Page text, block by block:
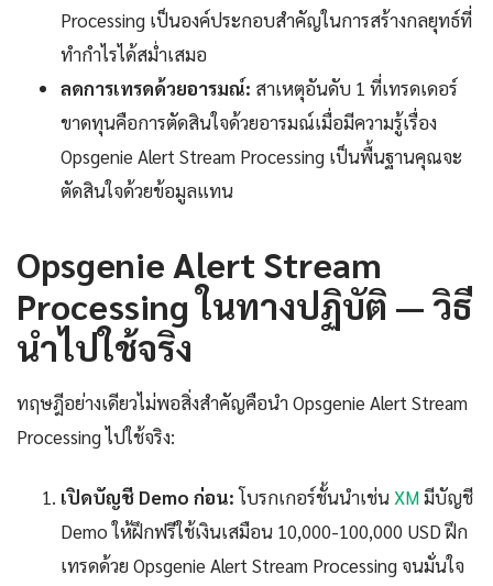
Processing เป็นองค์ประกอบสำคัญในการสร้างกลยุทธ์ที่
ทำกำไรได้สม่ำเสมอ
ลดการเทรดด้วยอารมณ์: สาเหตุอันดับ 1 ที่เทรดเดอร์
ขาดทุนคือการตัดสินใจด้วยอารมณ์เมื่อมีความรู้เรื่อง
Opsgenie Alert Stream Processing เป็นพื้นฐานคุณจะ
ตัดสินใจด้วยข้อมูลแทน
Opsgenie Alert Stream
Processing ในทางปฏิบัติ — วิธี
นำไปใช้จริง
ทฤษฎีอย่างเดียวไม่พอสิ่งสำคัญคือนำ Opsgenie Alert Stream
Processing ไปใช้จริง:
เปิดบัญชี Demo ก่อน:โบรกเกอร์ชั้นนำเช่น XMมีบัญชี
Demo ให้ฝึกฟรีใช้เงินเสมือน 10,000-100,000 USD ฝึก
เทรดด้วย Opsgenie Alert Stream Processing จนมั่นใจ